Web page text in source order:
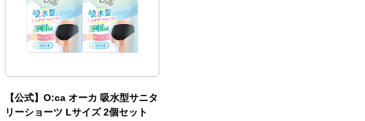
【公式】O:ca オーカ 吸水型サニタ
リーショーツ Lサイズ 2個セット